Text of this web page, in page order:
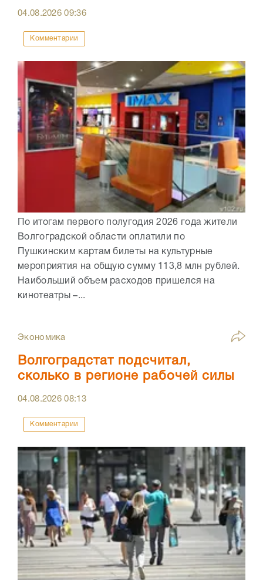
04.08.202609:36
Комментарии
По итогам первого полугодия 2026 года жители
Волгоградской области оплатили по
Пушкинским картам билеты на культурные
мероприятия на общую сумму 113,8 млн рублей.
Наибольший объем расходов пришелся на
кинотеатры –...
Экономика
Волгоградстат подсчитал,
сколько в регионе рабочей силы
04.08.202608:13
Комментарии